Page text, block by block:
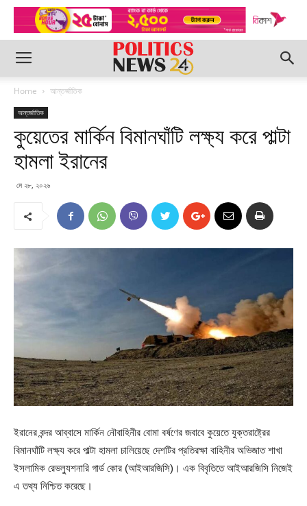
Home আন্তর্জাতিক
আন্তর্জাতিক
কুয়েতের মার্কিন বিমানঘাঁটি লক্ষ্য করে পাল্টা
হামলা ইরানের
মে ২৮, ২০২৬
ইরানের বন্দর আব্বাসে মার্কিন নৌবাহিনীর বোমা বর্ষণের জবাবে কুয়েতে যুক্তরাষ্ট্রের
বিমানঘাঁটি লক্ষ্য করে পাল্টা হামলা চালিয়েছে দেশটির প্রতিরক্ষা বাহিনীর অভিজাত শাখা
ইসলামিক রেভল্যুশনারি গার্ড কোর (আইআরজিসি)। এক বিবৃতিতে আইআরজিসি নিজেই
এ তথ্য নিশ্চিত করেছে।